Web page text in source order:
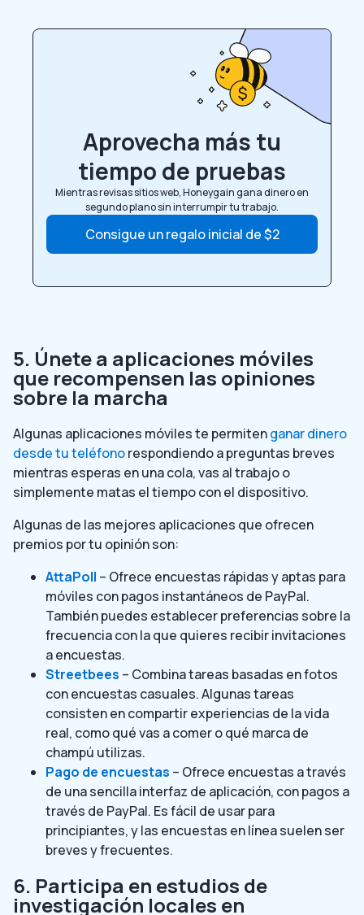
Aprovecha más tu
tiempo de pruebas
Mientras revisas sitios web, Honeygain gana dinero en
segundo plano sin interrumpir tu trabajo.
Consigue un regalo inicial de $2
5. Únete a aplicaciones móviles
que recompensen las opiniones
sobre la marcha
Algunas aplicaciones móviles te permitenganar dinero
desde tu teléfonorespondiendo a preguntas breves
mientras esperas en una cola, vas al trabajo o
simplemente matas el tiempo con el dispositivo.
Algunas de las mejores aplicaciones que ofrecen
premios por tu opinión son:
AttaPoll – Ofrece encuestas rápidas y aptas para
móviles con pagos instantáneos de PayPal.
También puedes establecer preferencias sobre la
frecuencia con la que quieres recibir invitaciones
a encuestas.
Streetbees – Combina tareas basadas en fotos
con encuestas casuales. Algunas tareas
consisten en compartir experiencias de la vida
real, como qué vas a comer o qué marca de
champú utilizas.
Pago de encuestas – Ofrece encuestas a través
de una sencilla interfaz de aplicación, con pagos a
través de PayPal. Es fácil de usar para
principiantes, y las encuestas en línea suelen ser
breves y frecuentes.
6. Participa en estudios de
investigación locales en